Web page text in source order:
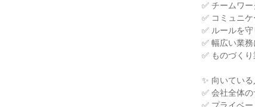
✅ チームワ
✅ コミュニ
✅ ルールを
✅ 幅広い業
✅ ものづく
✨ 向いている
✅ 会社全体